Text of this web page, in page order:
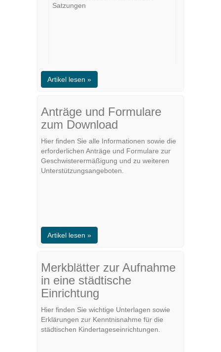
Satzungen
Artikel lesen »
Anträge und Formulare
zum Download
Hier finden Sie alle Informationen sowie die
erforderlichen Anträge und Formulare zur
Geschwisterermäßigung und zu weiteren
Unterstützungsangeboten.
Artikel lesen »
Merkblätter zur Aufnahme
in eine städtische
Einrichtung
Hier finden Sie wichtige Unterlagen sowie
Erklärungen zur Kenntnisnahme für die
städtischen Kindertageseinrichtungen.